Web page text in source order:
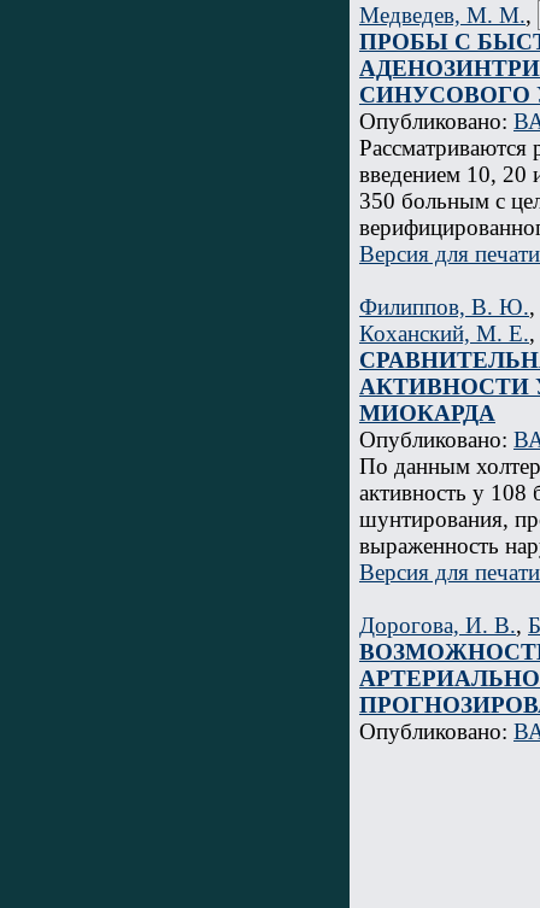
Медведев, М. М.,
ПРОБЫ С
СИНУСОВОГО
Опубликовано:
введением 10, 20
350 больным с
Версия для печати
Филиппов, В. Ю.,
Коханский, М. Е.,
АКТИВНОСТИ
МИОКАРДА
Опубликовано:
По данным
активность у
шунтирования,
выраженность
Версия для печати
Дорогова, И. В.,
Опубликовано: